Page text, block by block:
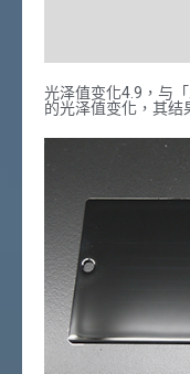
光泽值变化4.9，与
的光泽值变化，其结